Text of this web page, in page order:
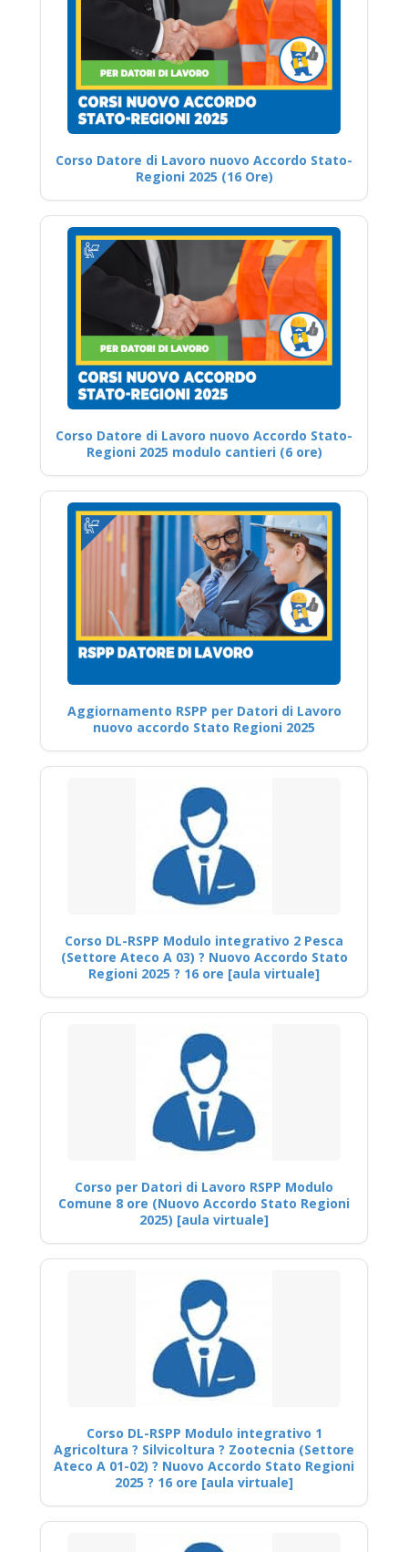
Corso Datore di Lavoro nuovo Accordo Stato-
Regioni 2025 (16 Ore)
Corso Datore di Lavoro nuovo Accordo Stato-
Regioni 2025 modulo cantieri (6 ore)
Aggiornamento RSPP per Datori di Lavoro
nuovo accordo Stato Regioni 2025
Corso DL-RSPP Modulo integrativo 2 Pesca
(Settore Ateco A 03) ? Nuovo Accordo Stato
Regioni 2025 ? 16 ore [aula virtuale]
Corso per Datori di Lavoro RSPP Modulo
Comune 8 ore (Nuovo Accordo Stato Regioni
2025) [aula virtuale]
Corso DL-RSPP Modulo integrativo 1
Agricoltura ? Silvicoltura ? Zootecnia (Settore
Ateco A 01-02) ? Nuovo Accordo Stato Regioni
2025 ? 16 ore [aula virtuale]